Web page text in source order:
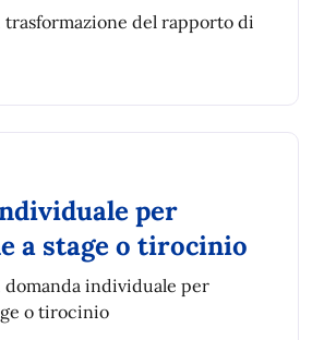
del rapporto di
per
a stage o tirocinio
individuale per
o tirocinio